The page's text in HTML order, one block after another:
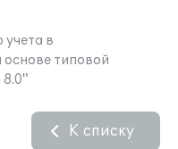
учета в
типовой
8.0"
К списку